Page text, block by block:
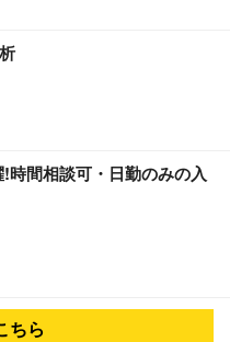
時間相談可・日勤のみの入
ちら